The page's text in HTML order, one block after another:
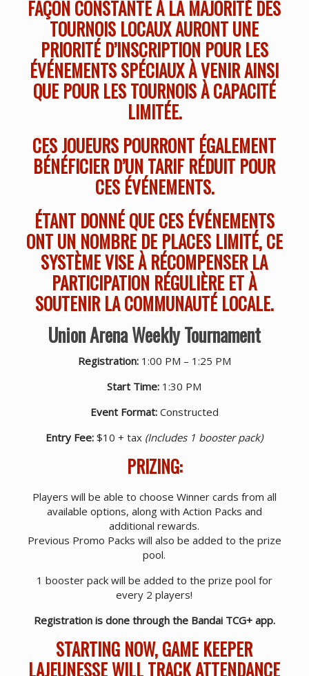
FAÇON CONSTANTE À LA MAJORITÉ DES
TOURNOIS LOCAUX AURONT UNE
PRIORITÉ D’INSCRIPTION POUR LES
ÉVÉNEMENTS SPÉCIAUX À VENIR AINSI
QUE POUR LES TOURNOIS À CAPACITÉ
LIMITÉE.
CES JOUEURS POURRONT ÉGALEMENT
BÉNÉFICIER D’UN TARIF RÉDUIT POUR
CES ÉVÉNEMENTS.
ÉTANT DONNÉ QUE CES ÉVÉNEMENTS
ONT UN NOMBRE DE PLACES LIMITÉ, CE
SYSTÈME VISE À RÉCOMPENSER LA
PARTICIPATION RÉGULIÈRE ET À
SOUTENIR LA COMMUNAUTÉ LOCALE.
Union Arena Weekly Tournament
Registration:1:00 PM – 1:25 PM
Start Time: 1:30 PM
Event Format:Constructed
Entry Fee: $10 + tax (Includes 1 booster pack)
PRIZING:
Players will be able to choose Winner cards from all
available options, along with Action Packs and
additional rewards.
Previous Promo Packs will also be added to the prize
pool.
1 booster pack will be added to the prize pool for
every 2 players!
Registration is done through the Bandai TCG+ app.
STARTING NOW, GAME KEEPER
LAJEUNESSE WILL TRACK ATTENDANCE